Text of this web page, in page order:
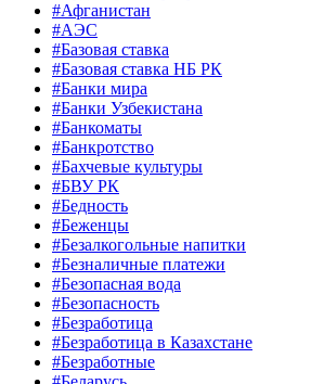
#Афганистан
#АЭС
#Базовая ставка
#Базовая ставка НБ РК
#Банки мира
#Банки Узбекистана
#Банкоматы
#Банкротство
#Бахчевые культуры
#БВУ РК
#Бедность
#Беженцы
#Безалкогольные напитки
#Безналичные платежи
#Безопасная вода
#Безопасность
#Безработица
#Безработица в Казахстане
#Безработные